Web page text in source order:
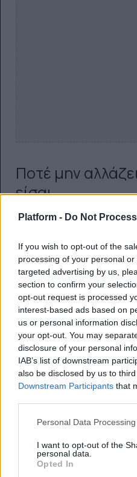
Platform - Do Not
If you wish to opt-out of the
processing of your personal
targeted advertising by us,
section to confirm your
opt-out request is processed
interest-based ads based on
us or personal information
your opt-out. You may
disclosure of your personal
IAB’s list of downstream
also be disclosed by us to
Downstream Participants that
Personal Data
I want to opt-out of the
personal data.
Opted In
Ποτέ μην
είσαι
Υπάρχει και ένας ακόμη
γυναίκα. Έχουμε μάθει
αλλάζουμε αυτό που
ενοχλούμε και να μην
νιώθει λιγότερος. Το
αλλά να είμαστε με
για αυτό που είμαστε
Δεν ισχύει μόνο
Αν σκεφτείς τους φίλους
του, θα καταλήξεις στο
τον άλλο. Όταν έχεις μία
προσωπικότητα,
βοηθά να σκέφτεσαι
απαραίτητο boost για να